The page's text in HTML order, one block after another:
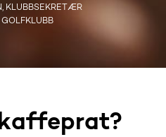
KLUBBSEKRETÆR
GOLFKLUBB